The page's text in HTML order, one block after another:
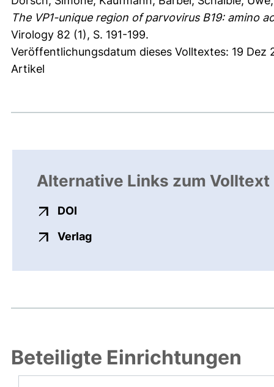
The VP1-unique region of parvovirus B19: amino
Virology 82 (1), S. 191-199.
Veröffentlichungsdatum dieses Volltextes: 19 Dez
Artikel
Alternative Links zum Volltext
DOI
Verlagexterner Link, öffnet neues
Beteiligte Einrichtungen